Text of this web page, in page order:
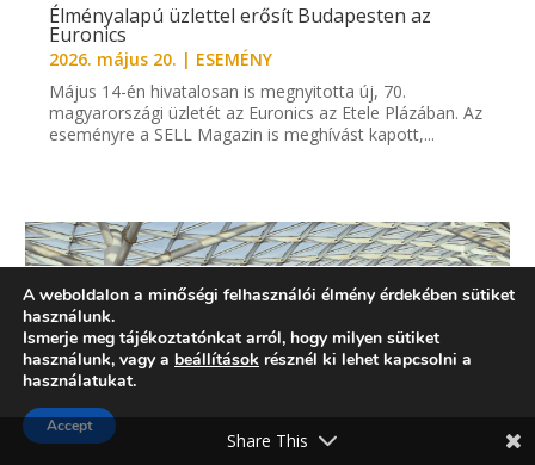
Élményalapú üzlettel erősít Budapesten az
Euronics
2026. május 20. | ESEMÉNY
Május 14-én hivatalosan is megnyitotta új, 70.
magyarországi üzletét az Euronics az Etele Plázában. Az
eseményre a SELL Magazin is meghívást kapott,...
A weboldalon a minőségi felhasználói élmény érdekében sütiket
használunk.
Ismerje meg tájékoztatónkat arról, hogy milyen sütiket
használunk, vagy a beállítások résznél ki lehet kapcsolni a
használatukat.
Accept
Share This